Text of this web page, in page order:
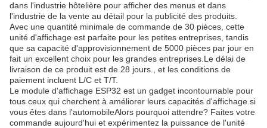
dans l'industrie hôtelière pour afficher des menus et dans
l'industrie de la vente au détail pour la publicité des produits.
Avec une quantité minimale de commande de 30 pièces, cette
unité d'affichage est parfaite pour les petites entreprises, tandis
que sa capacité d'approvisionnement de 5000 pièces par jour en
fait un excellent choix pour les grandes entreprises.Le délai de
livraison de ce produit est de 28 jours., et les conditions de
paiement incluent L/C et T/T.
Le module d'affichage ESP32 est un gadget incontournable pour
tous ceux qui cherchent à améliorer leurs capacités d'affichage.si
vous êtes dans l'automobileAlors pourquoi attendre? Faites votre
commande aujourd'hui et expérimentez la puissance de l'unité